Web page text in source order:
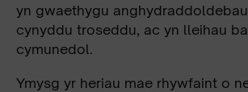
yn gwaethygu
cynyddu troseddu, ac yn lleihau
cymunedol.
Ymysg yr heriau mae rhywfaint o